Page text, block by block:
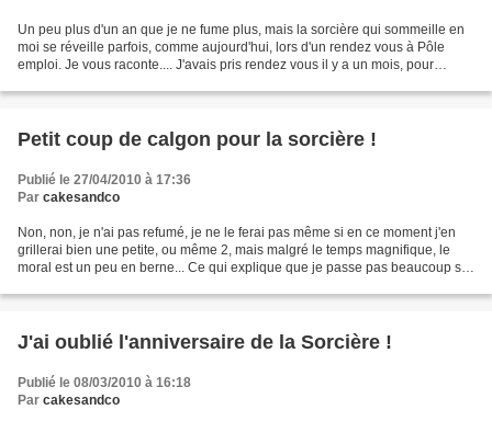
Un peu plus d'un an que je ne fume plus, mais la sorcière qui sommeille en
moi se réveille parfois, comme aujourd'hui, lors d'un rendez vous à Pôle
emploi. Je vous raconte.... J'avais pris rendez vous il y a un mois, pour
Petit coup de calgon pour la sorcière !
Publié le 27/04/2010 à 17:36
Par cakesandco
Non, non, je n'ai pas refumé, je ne le ferai pas même si en ce moment j'en
grillerai bien une petite, ou même 2, mais malgré le temps magnifique, le
moral est un peu en berne... Ce qui explique que je passe pas beaucoup sur
J'ai oublié l'anniversaire de la Sorcière !
Publié le 08/03/2010 à 16:18
Par cakesandco